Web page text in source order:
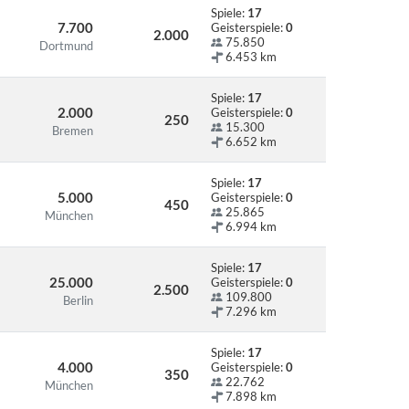
7.700
Dortmund
2.000
Spiele: 17
Geisterspiele:0
75.850
6.453 km
2.000
Bremen
250
Spiele: 17
Geisterspiele:0
15.300
6.652 km
5.000
München
450
Spiele: 17
Geisterspiele:0
25.865
6.994 km
25.000
Berlin
2.500
Spiele: 17
Geisterspiele:0
109.800
7.296 km
4.000
München
350
Spiele: 17
Geisterspiele:0
22.762
7.898 km